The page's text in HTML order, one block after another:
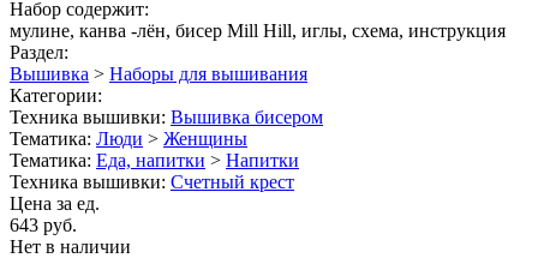
Набор содержит:
мулине, канва -лён, бисер Mill Hill, иглы, схема, инструкция
Раздел:
Вышивка > Наборы для вышивания
Категории:
Техника вышивки: Вышивка бисером
Тематика: Люди > Женщины
Тематика: Еда, напитки > Напитки
Техника вышивки: Счетный крест
Цена за ед.
643 руб.
Нет в наличии